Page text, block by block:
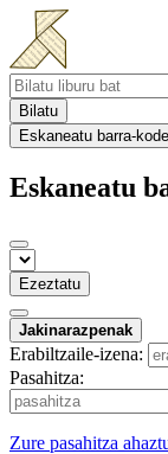
Bilatu
Eskaneatu barra-
Eskaneatu
Ezeztatu
Jakinarazpenak
Erabiltzaile-izena:
Pasahitza:
Zure pasahitza